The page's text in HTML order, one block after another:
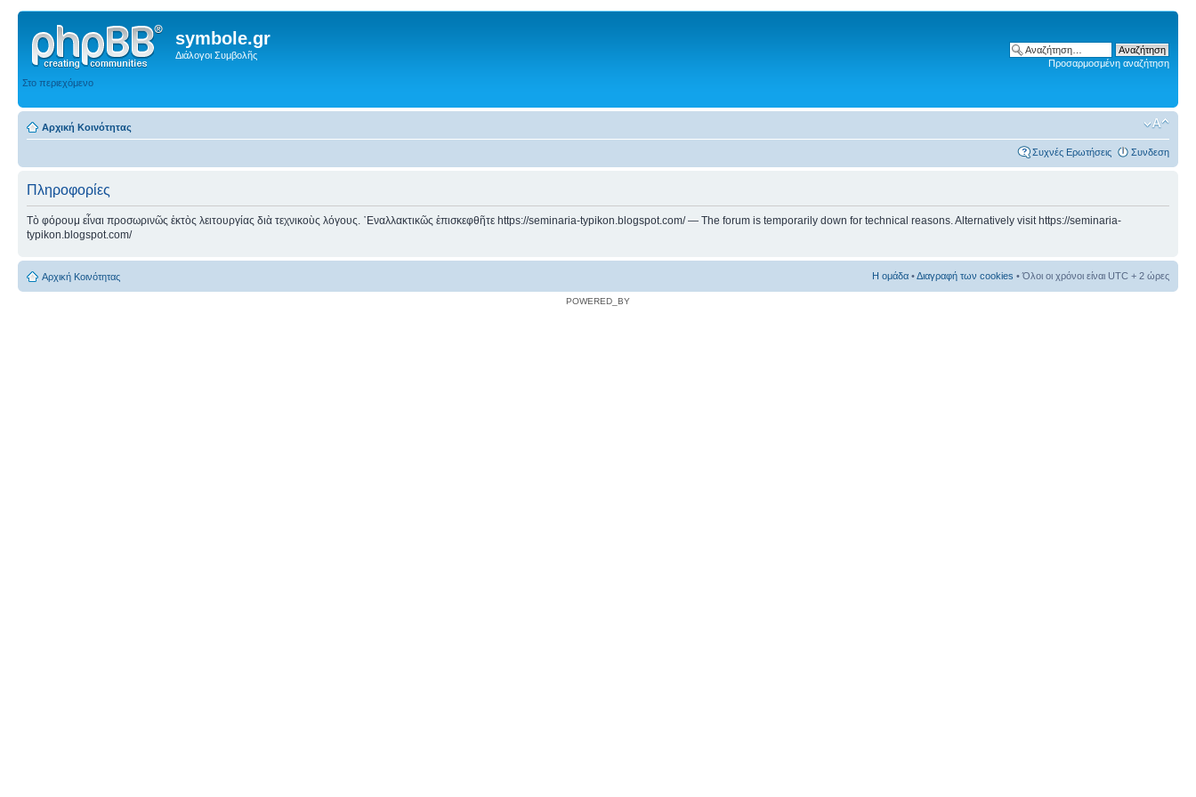
symbole.gr
Διάλογοι Συμβολῆς
Στο περιεχόμενο
Προσαρμοσμένη αναζήτηση
Αρχική Κοινότητας
Συχνές Ερωτήσεις Συνδεση
Πληροφορίες
Τὸ φόρουμ εἶναι προσωρινῶς ἐκτὸς λειτουργίας διὰ τεχνικοὺς λόγους. ᾿Εναλλακτικῶς ἐπισκεφθῆτε https://seminaria-typikon.blogspot.com/ — The forum is temporarily down for technical reasons. Alternatively visit https://seminaria-
typikon.blogspot.com/
Αρχική Κοινότητας Η ομάδα •Διαγραφή των cookies • Όλοι οι χρόνοι είναι UTC + 2 ώρες
POWERED_BY